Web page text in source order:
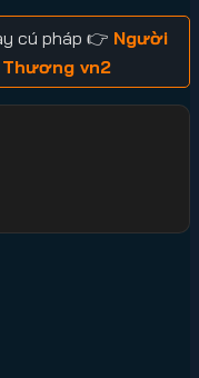
cú pháp 👉 Người
vn2